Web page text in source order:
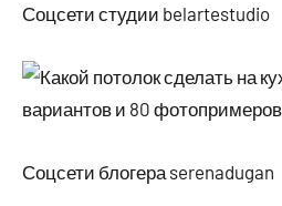
Соцсети студии belartestudio
Соцсети блогера serenadugan